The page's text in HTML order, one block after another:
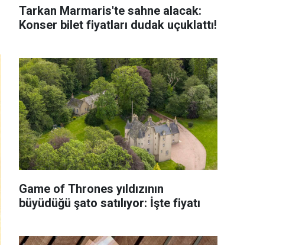
Tarkan Marmaris'te sahne alacak:
Konser bilet fiyatları dudak uçuklattı!
Game of Thrones yıldızının
büyüdüğü şato satılıyor: İşte fiyatı